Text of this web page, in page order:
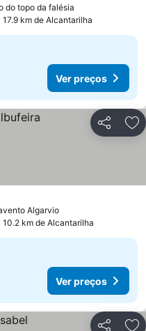
do topo da falésia
17.9 km de Alcantarilha
Ver preços
Partilhar
AlgarvioVer preços
10.2 km de Alcantarilha
Ver preços